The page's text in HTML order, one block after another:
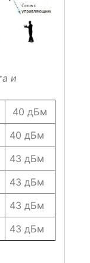
и
40 дБм
40 дБм
43 дБм
43 дБм
43 дБм
43 дБм